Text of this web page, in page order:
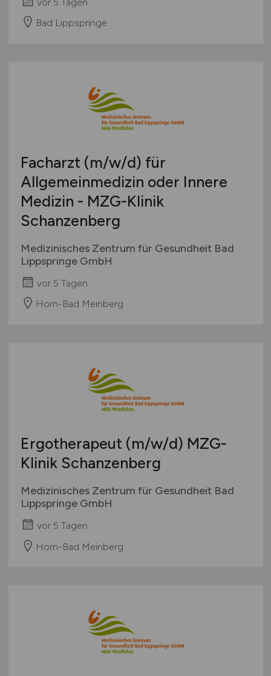
Bad Lippspringe
Facharzt (m/w/d) für
Allgemeinmedizin oder Innere
Medizin - MZG-Klinik
Schanzenberg
Medizinisches Zentrum für Gesundheit Bad
Lippspringe GmbH
vor 5 Tagen
Horn-Bad Meinberg
Ergotherapeut (m/w/d) MZG-
Klinik Schanzenberg
Medizinisches Zentrum für Gesundheit Bad
Lippspringe GmbH
vor 5 Tagen
Horn-Bad Meinberg